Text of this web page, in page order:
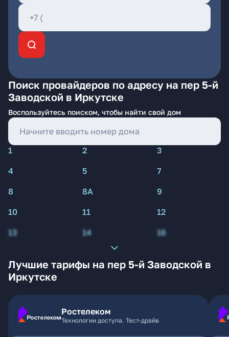
Поиск провайдеров по адресу на пер 5-й
Заводской в Иркутске
Воспользуйтесь поиском, чтобы найти свой дом
1 2
3
4
5
7
8
8А
9
10
11
12
13
14 16
Лучшие тарифы на пер 5-й Заводской в
Иркутске
Ростелеком
Технологии доступа. Тест-драйв